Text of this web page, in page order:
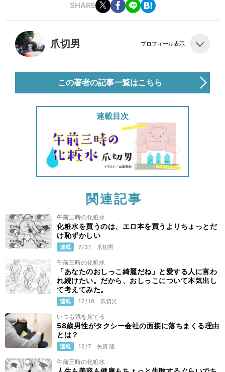
SHARE
爪切男 プロフィール表示
この著者の記事一覧はこちら
連載目次
関連記事
午前三時の化粧水
化粧水を買うのは、エロ本を買うよりちょっとだ
け恥ずかしい
連載 7/31 爪切男
午前三時の化粧水
「あなたのおしっこ綺麗だね」と愛する人に言わ
れ続けたい。だから、おしっこについて本気出し
て考えてみた。
連載 12/10 爪切男
いつも鏡を見てる
58歳男性がタクシー会社の面接に落ちまくる理由
とは？
連載 12/7 矢貫 隆
午前三時の化粧水